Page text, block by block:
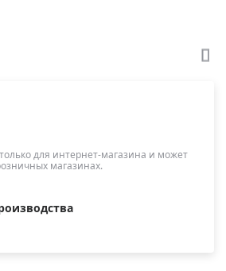
для интернет-магазина и может
магазинах.